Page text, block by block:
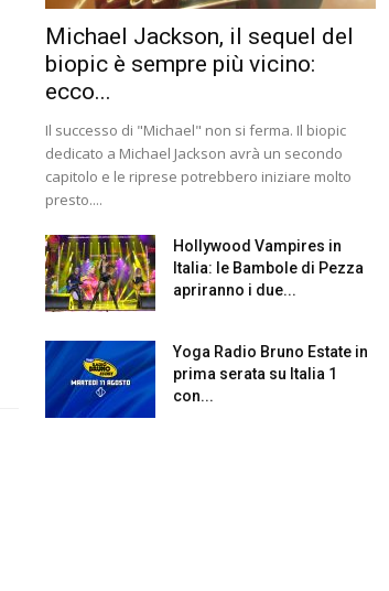
Michael Jackson, il sequel del
biopic è sempre più vicino:
ecco...
Il successo di "Michael" non si ferma. Il biopic
dedicato a Michael Jackson avrà un secondo
capitolo e le riprese potrebbero iniziare molto
presto....
Hollywood Vampires in
Italia: le Bambole di Pezza
apriranno i due...
Yoga Radio Bruno Estate in
prima serata su Italia 1
con...